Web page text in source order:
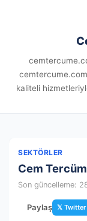
kaliteli
SEKTÖRLER
Cem
Son güncelleme:
Paylaş 𝕏 Twitter